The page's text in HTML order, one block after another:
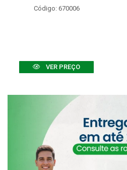
Código: 670006
VER PREÇO